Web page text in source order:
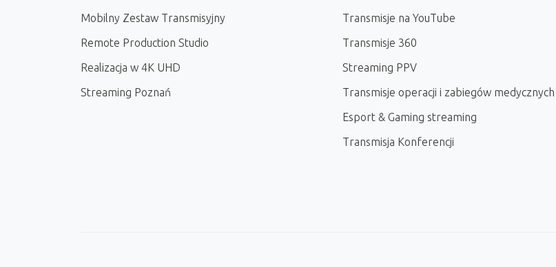
Mobilny Zestaw Transmisyjny
Remote Production Studio
Realizacja w 4K UHD
Streaming Poznań
Transmisje na YouTube
Transmisje 360
Streaming PPV
Transmisje operacji i zabiegów medycznych
Esport & Gaming streaming
Transmisja Konferencji